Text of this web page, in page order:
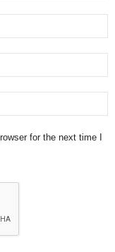
for the next time I